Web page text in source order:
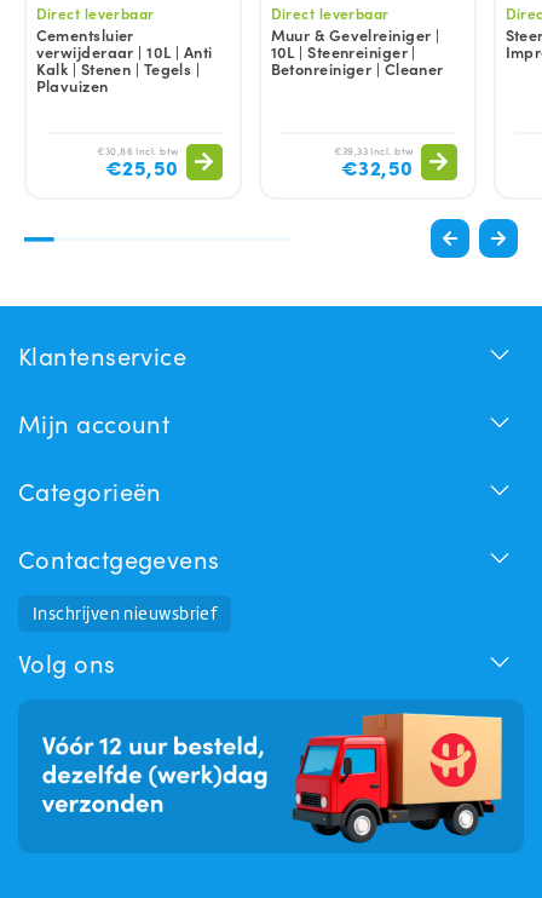
Direct leverbaar
Cementsluier
verwijderaar | 10L | Anti
Kalk | Stenen | Tegels |
Plavuizen
€30,86 Incl. btw
€25,50
Direct leverbaar
Muur & Gevelreiniger |
10L | Steenreiniger |
Betonreiniger | Cleaner
€39,33 Incl. btw
€32,50
Klantenservice
Mijn account
Categorieën
Contactgegevens
Inschrijven nieuwsbrief
Volg ons